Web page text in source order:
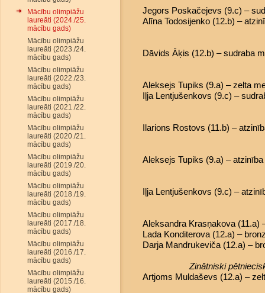
Mācību olimpiāžu
laureāti (2024./25.
mācību gads)
Mācību olimpiāžu
laureāti (2023./24.
mācību gads)
Mācību olimpiāžu
laureāti (2022./23.
mācību gads)
Mācību olimpiāžu
laureāti (2021./22.
mācību gads)
Mācību olimpiāžu
laureāti (2020./21.
mācību gads)
Mācību olimpiāžu
laureāti (2019./20.
mācību gads)
Mācību olimpiāžu
laureāti (2018./19.
mācību gads)
Mācību olimpiāžu
laureāti (2017./18.
mācību gads)
Mācību olimpiāžu
laureāti (2016./17.
mācību gads)
Mācību olimpiāžu
laureāti (2015./16.
mācību gads)
Jegors Poskačejevs (9.c) –
Alīna Todosijenko (12.b) –
Dāvids Āķis (12.b) – sudraba
Aleksejs Tupiks (9.a) – zelta
Iļja Lentjušenkovs (9.c) –
Ilarions Rostovs (11.b) –
Aleksejs Tupiks (9.a) – atzinība
Iļja Lentjušenkovs (9.c) –
Aleksandra Krasņakova (11.a)
Lada Konditerova (12.a) –
Darja Mandrukeviča (12.a) –
Zinātniski
Artjoms Muldaševs (12.a) –